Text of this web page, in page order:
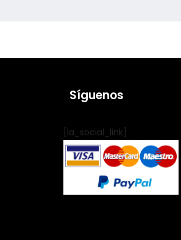
Síguenos
[la_social_link]